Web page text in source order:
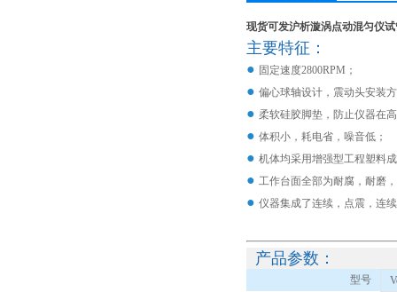
现货可发沪析漩涡点动混匀仪
主要特征：
● 固定速度2800RPM；
● 偏心球轴设计，震动头安装
● 柔软硅胶脚垫，防止仪器在
● 体积小，耗电省，噪音低；
● 机体均采用增强型工程塑料
● 工作台面全部为耐腐，耐磨
● 仪器集成了连续，点震，连
产品参数：
型号